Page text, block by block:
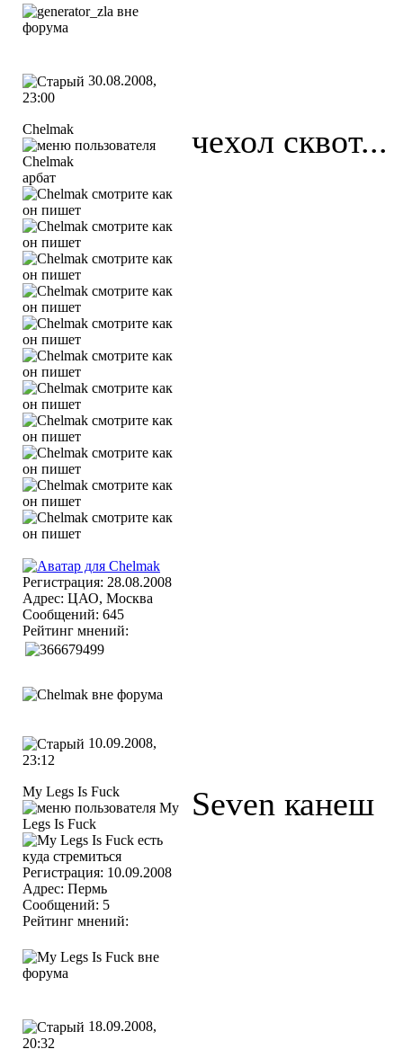
30.08.2008,
23:00
Chelmak
арбат
Регистрация: 28.08.2008
Адрес: ЦАО, Москва
Сообщений: 645
Рейтинг мнений:
чехол сквот...
10.09.2008,
23:12
My Legs Is Fuck
Регистрация: 10.09.2008
Адрес: Пермь
Сообщений: 5
Рейтинг мнений:
Seven канеш
18.09.2008,
20:32